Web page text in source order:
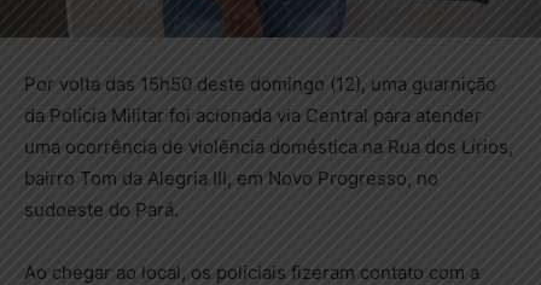
Por volta das 15h50 deste domingo (12), uma guarnição
da Polícia Militar foi acionada via Central para atender
uma ocorrência de violência doméstica na Rua dos Lírios,
bairro Tom da Alegria III, em Novo Progresso, no
sudoeste do Pará.
Ao chegar ao local, os policiais fizeram contato com a